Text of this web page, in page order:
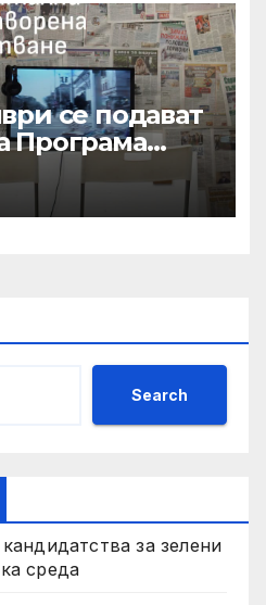
се подават
Програма
на
Search
за зелени
среда